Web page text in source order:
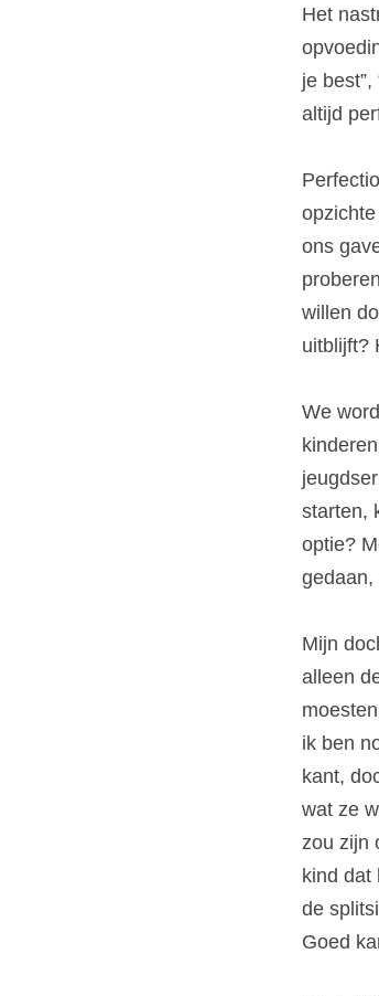
Het
je
altijd
ons
willen
uitblijft?
We
starten,
optie?
gedaan,
Mijn
alleen
ik ben
kant,
wat ze
zou zijn
kind dat
de
Goed